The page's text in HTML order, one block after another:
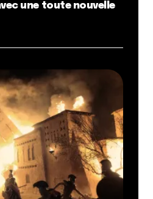
une toute nouvelle